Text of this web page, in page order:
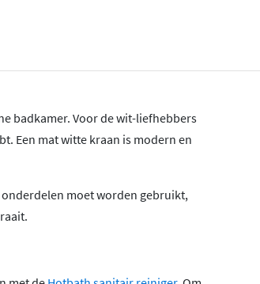
badkamer. Voor de wit-liefhebbers
Een mat witte kraan is modern en
moet worden gebruikt,